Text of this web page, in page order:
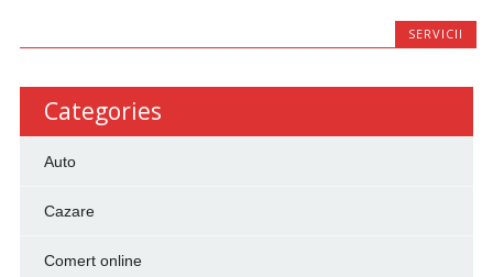
SERVICII
Categories
Auto
Cazare
Comert online